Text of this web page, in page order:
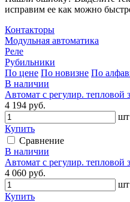
исправим ее как можно
Контакторы
Модульная автоматика
Реле
Рубильники
По цене По новизне По
В наличии
Автомат с регулир.
4 194 руб.
шт
Купить
Сравнение
В наличии
Автомат с регулир.
4 060 руб.
шт
Купить